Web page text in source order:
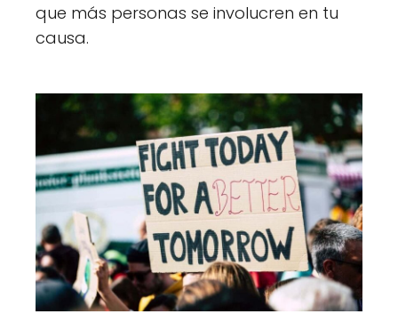
que más personas se involucren en tu
causa.